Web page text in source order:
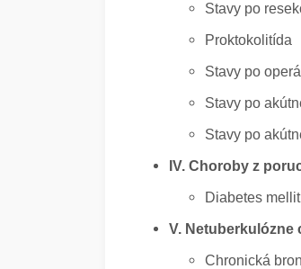
Stavy po
Proktokolitída
Stavy po
Stavy po
Stavy po
IV. Choroby z
Diabetes
V.
Chronická